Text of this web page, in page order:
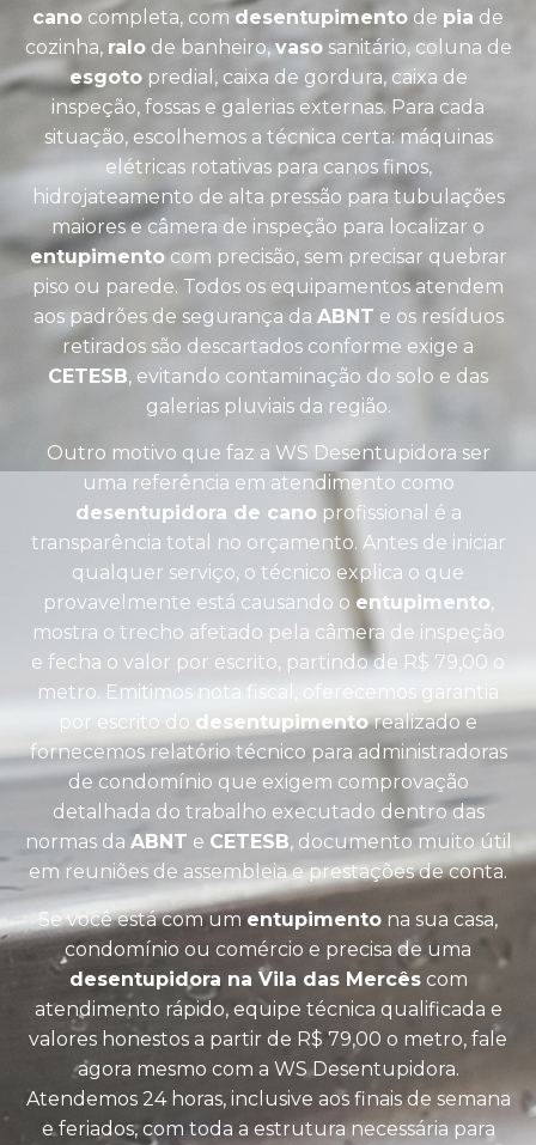
cano completa, comdesentupimento de pia de
cozinha, ralode banheiro,vasosanitário, coluna de
esgotopredial, caixa de gordura, caixa de
inspeção, fossas e galerias externas. Para cada
situação, escolhemos a técnica certa: máquinas
elétricas rotativas para canos finos,
hidrojateamento de alta pressão para tubulações
maiores e câmera de inspeção para localizar o
entupimentocom precisão, sem precisar quebrar
piso ou parede. Todos os equipamentos atendem
aos padrões de segurança da ABNT e os resíduos
retirados são descartados conforme exige a
CETESB, evitando contaminação do solo e das
galerias pluviais da região.
Outro motivo que faz a WS Desentupidora ser
uma referência em atendimento como
desentupidora de canoprofissional é a
transparência total no orçamento. Antes de iniciar
qualquer serviço, o técnico explica o que
provavelmente está causando o entupimento,
mostra o trecho afetado pela câmera de inspeção
e fecha o valor por escrito, partindo de R$ 79,00 o
metro. Emitimos nota fiscal, oferecemos garantia
por escrito do desentupimentorealizado e
fornecemos relatório técnico para administradoras
de condomínio que exigem comprovação
detalhada do trabalho executado dentro das
normas da ABNT e CETESB, documento muito útil
em reuniões de assembleia e prestações de conta.
Se você está com um entupimento na sua casa,
condomínio ou comércio e precisa de uma
desentupidora na Vila das Mercêscom
atendimento rápido, equipe técnica qualificada e
valores honestos a partir de R$ 79,00 o metro, fale
agora mesmo com a WS Desentupidora.
Atendemos 24 horas, inclusive aos finais de semana
e feriados, com toda a estrutura necessária para